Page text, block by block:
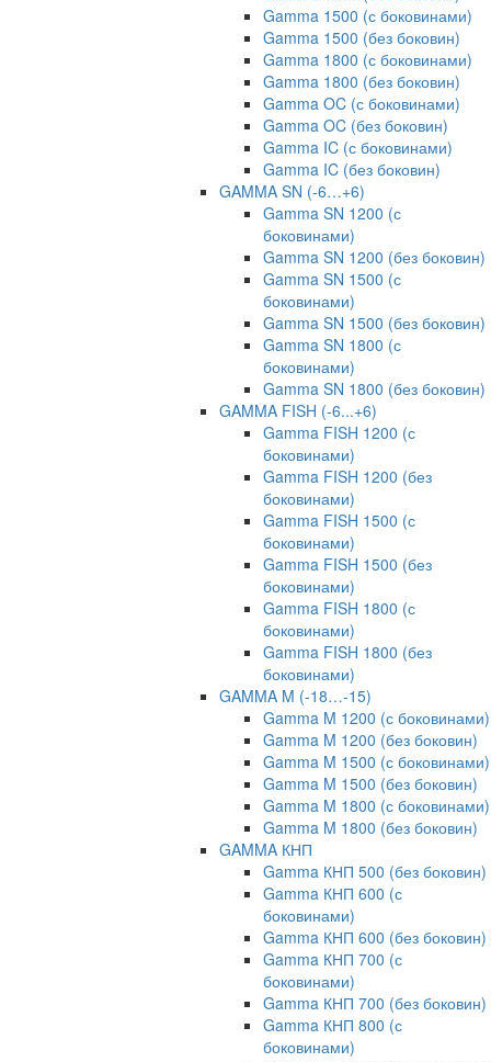
Gamma 1500 (с боковинами)
Gamma 1500 (без боковин)
Gamma 1800 (с боковинами)
Gamma 1800 (без боковин)
Gamma OC (с боковинами)
Gamma OC (без боковин)
Gamma IC (с боковинами)
Gamma IC (без боковин)
GAMMA SN (-6…+6)
Gamma SN 1200 (с
боковинами)
Gamma SN 1200 (без боковин)
Gamma SN 1500 (с
боковинами)
Gamma SN 1500 (без боковин)
Gamma SN 1800 (с
боковинами)
Gamma SN 1800 (без боковин)
GAMMA FISH (-6...+6)
Gamma FISH 1200 (с
боковинами)
Gamma FISH 1200 (без
боковинами)
Gamma FISH 1500 (с
боковинами)
Gamma FISH 1500 (без
боковинами)
Gamma FISH 1800 (с
боковинами)
Gamma FISH 1800 (без
боковинами)
GAMMA M (-18…-15)
Gamma M 1200 (с боковинами)
Gamma M 1200 (без боковин)
Gamma M 1500 (с боковинами)
Gamma M 1500 (без боковин)
Gamma M 1800 (с боковинами)
Gamma M 1800 (без боковин)
GAMMA КНП
Gamma КНП 500 (без боковин)
Gamma КНП 600 (с
боковинами)
Gamma КНП 600 (без боковин)
Gamma КНП 700 (с
боковинами)
Gamma КНП 700 (без боковин)
Gamma КНП 800 (с
боковинами)